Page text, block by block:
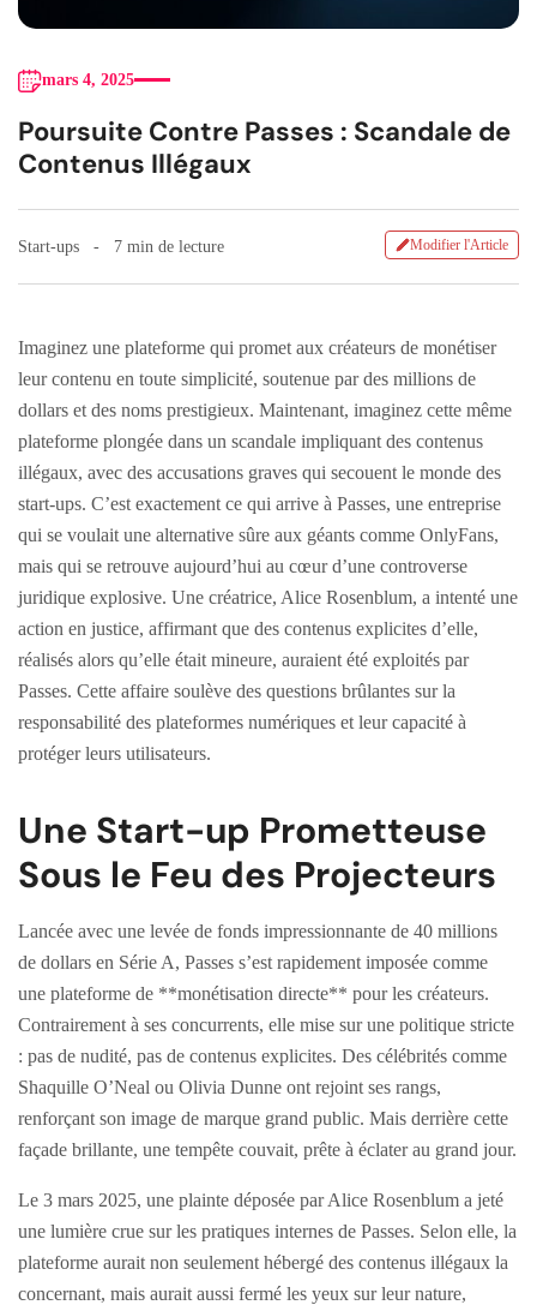
mars 4, 2025
Poursuite Contre Passes : Scandale de
Contenus Illégaux
Start-ups 7 min de lecture Modifier l'Article
Imaginez une plateforme qui promet aux créateurs de monétiser
leur contenu en toute simplicité, soutenue par des millions de
dollars et des noms prestigieux. Maintenant, imaginez cette même
plateforme plongée dans un scandale impliquant des contenus
illégaux, avec des accusations graves qui secouent le monde des
start-ups. C’est exactement ce qui arrive à Passes, une entreprise
qui se voulait une alternative sûre aux géants comme OnlyFans,
mais qui se retrouve aujourd’hui au cœur d’une controverse
juridique explosive. Une créatrice, Alice Rosenblum, a intenté une
action en justice, affirmant que des contenus explicites d’elle,
réalisés alors qu’elle était mineure, auraient été exploités par
Passes. Cette affaire soulève des questions brûlantes sur la
responsabilité des plateformes numériques et leur capacité à
protéger leurs utilisateurs.
Une Start-up Prometteuse
Sous le Feu des Projecteurs
Lancée avec une levée de fonds impressionnante de 40 millions
de dollars en Série A, Passes s’est rapidement imposée comme
une plateforme de **monétisation directe** pour les créateurs.
Contrairement à ses concurrents, elle mise sur une politique stricte
: pas de nudité, pas de contenus explicites. Des célébrités comme
Shaquille O’Neal ou Olivia Dunne ont rejoint ses rangs,
renforçant son image de marque grand public. Mais derrière cette
façade brillante, une tempête couvait, prête à éclater au grand jour.
Le 3 mars 2025, une plainte déposée par Alice Rosenblum a jeté
une lumière crue sur les pratiques internes de Passes. Selon elle, la
plateforme aurait non seulement hébergé des contenus illégaux la
concernant, mais aurait aussi fermé les yeux sur leur nature,